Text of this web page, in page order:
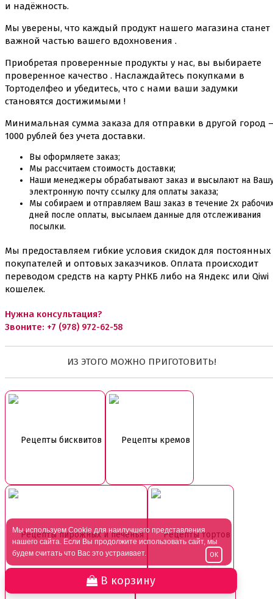
В корзину
и надёжность.
Мы уверены, что каждый продукт нашего магазина станет
важной частью вашего вдохновения .
Приобретая проверенные продукты у нас, вы выбираете
проверенное качество . Наслаждайтесь покупками в
Тортоделфео и убедитесь, что с нами ваши задумки
становятся достижимыми !
Минимальная сумма заказа для отправки в другой город
1000 рублей без учета доставки.
Вы оформляете заказ;
Мы рассчитаем стоимость доставки;
Наши менеджеры обрабатывают заказ и высылают на
электронную почту ссылку для оплаты заказа;
Мы собираем и отправляем Ваш заказ в течение 2х
дней после оплаты, высылаем данные для отслеживания
посылки.
Мы предоставляем гибкие условия скидок для постоянных
покупателей и оптовых заказчиков. Оплата происходит
переводом средств на карту РНКБ либо на Яндекс или Qiwi
кошелек.
Нужна консультация?
Звоните: +7 (978) 972-62-58
ИЗ ЭТОГО МОЖНО ПРИГОТОВИТЬ!
Рецепты бисквитов Рецепты кремов
Рецепты пирожных и печенья Рецепты тортов
Мы используем Cookie для наилучшего представления
нашего сайта. Если Вы продолжите использовать сайт, мы
будем считать что Вас это устраивает.
OK